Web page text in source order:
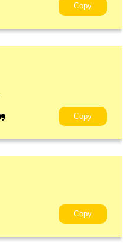
Copy
Copy
Copy